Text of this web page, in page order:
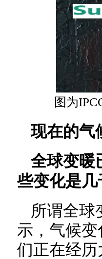
图为
现在的气
全球变暖
些变化是
所谓全球
示，气候
们正在经